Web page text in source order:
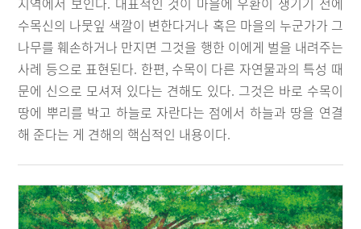
수목신의 나뭇잎 색깔이 변한다거나 혹은 마을의 누군가가 그
나무를 훼손하거나 만지면 그것을 행한 이에게 벌을 내려주는
사례 등으로 표현된다. 한편, 수목이 다른 자연물과의 특성 때
문에 신으로 모셔져 있다는 견해도 있다. 그것은 바로 수목이
땅에 뿌리를 박고 하늘로 자란다는 점에서 하늘과 땅을 연결
해 준다는 게 견해의 핵심적인 내용이다.